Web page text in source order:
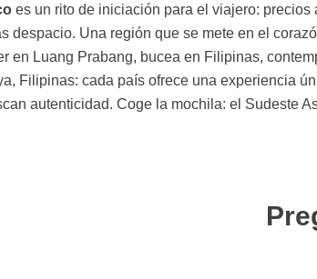
es un rito de iniciación para el viajero:
despacio. Una región que se mete en el
en Luang Prabang, bucea en Filipinas,
Filipinas: cada país ofrece una experiencia
autenticidad. Coge la mochila: el Sudeste